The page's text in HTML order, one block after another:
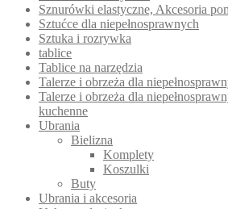
Sznurówki elastyczne, Akcesoria
Sztućce dla niepełnosprawnych
Sztuka i rozrywka
tablice
Tablice na narzędzia
Talerze i obrzeża dla
Talerze i obrzeża dla
kuchenne
Ubrania
Bielizna
Komplety
Koszulki
Buty
Ubrania i akcesoria